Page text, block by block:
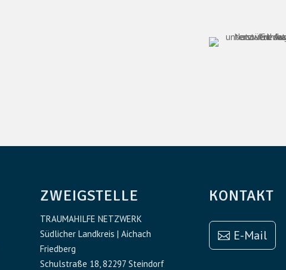
ZWEIGSTELLE
TRAUMAHILFE NETZWERK
Südlicher Landkreis | Aichach
Friedberg
Schulstraße 18, 82297 Steindorf
KONTAKT
E-Mail